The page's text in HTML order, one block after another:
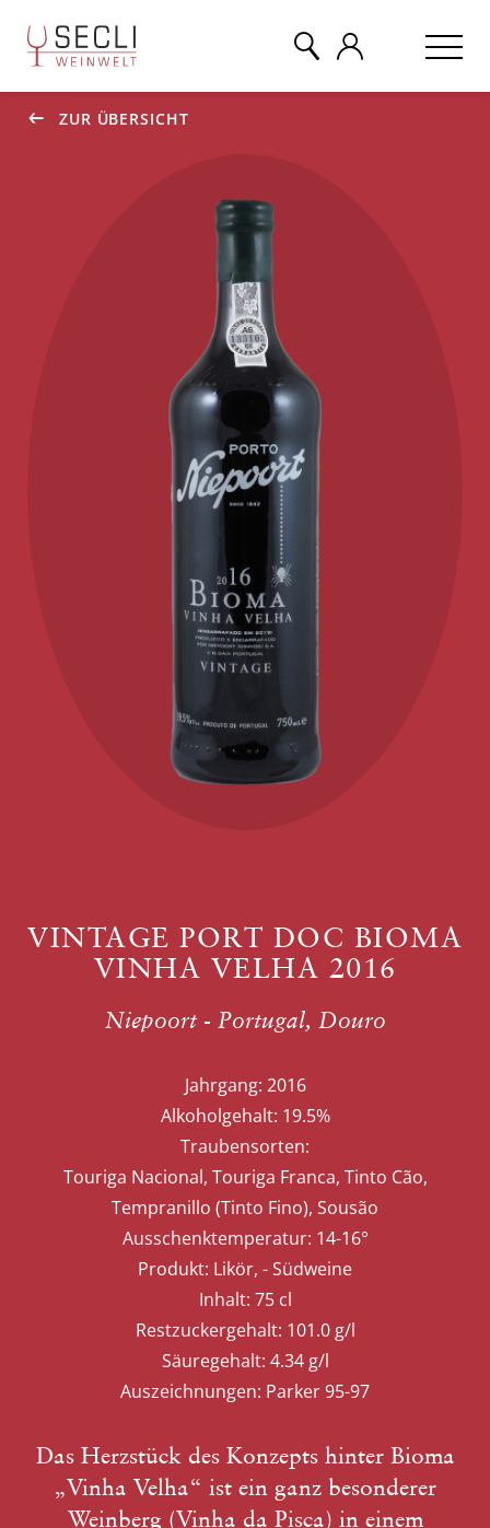
ZUR ÜBERSICHT
VINTAGE PORT DOC BIOMA
VINHA VELHA 2016
Niepoort - Portugal, Douro
Jahrgang: 2016
Alkoholgehalt: 19.5%
Traubensorten:
Touriga Nacional, Touriga Franca, Tinto Cão,
Tempranillo (Tinto Fino), Sousão
Ausschenktemperatur: 14-16°
Produkt: Likör, - Südweine
Inhalt: 75 cl
Restzuckergehalt: 101.0 g/l
Säuregehalt: 4.34 g/l
Auszeichnungen: Parker 95-97
Das Herzstück des Konzepts hinter Bioma
„Vinha Velha“ ist ein ganz besonderer
Weinberg (Vinha da Pisca) in einem